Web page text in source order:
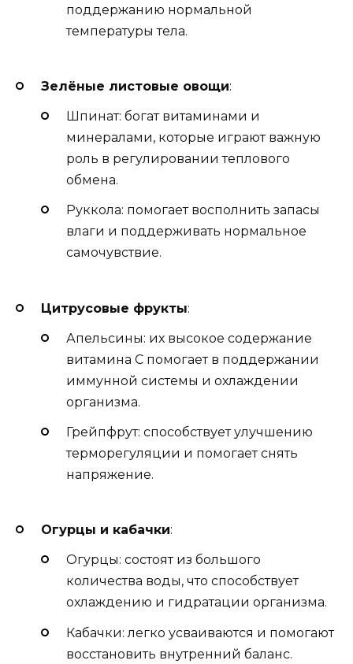
поддержанию нормальной
температуры тела.
Зелёные листовые овощи:
Шпинат: богат витаминами и
минералами, которые играют важную
роль в регулировании теплового
обмена.
Руккола: помогает восполнить запасы
влаги и поддерживать нормальное
самочувствие.
Цитрусовые фрукты:
Апельсины: их высокое содержание
витамина С помогает в поддержании
иммунной системы и охлаждении
организма.
Грейпфрут: способствует улучшению
терморегуляции и помогает снять
напряжение.
Огурцы и кабачки:
Огурцы: состоят из большого
количества воды, что способствует
охлаждению и гидратации организма.
Кабачки: легко усваиваются и помогают
восстановить внутренний баланс.